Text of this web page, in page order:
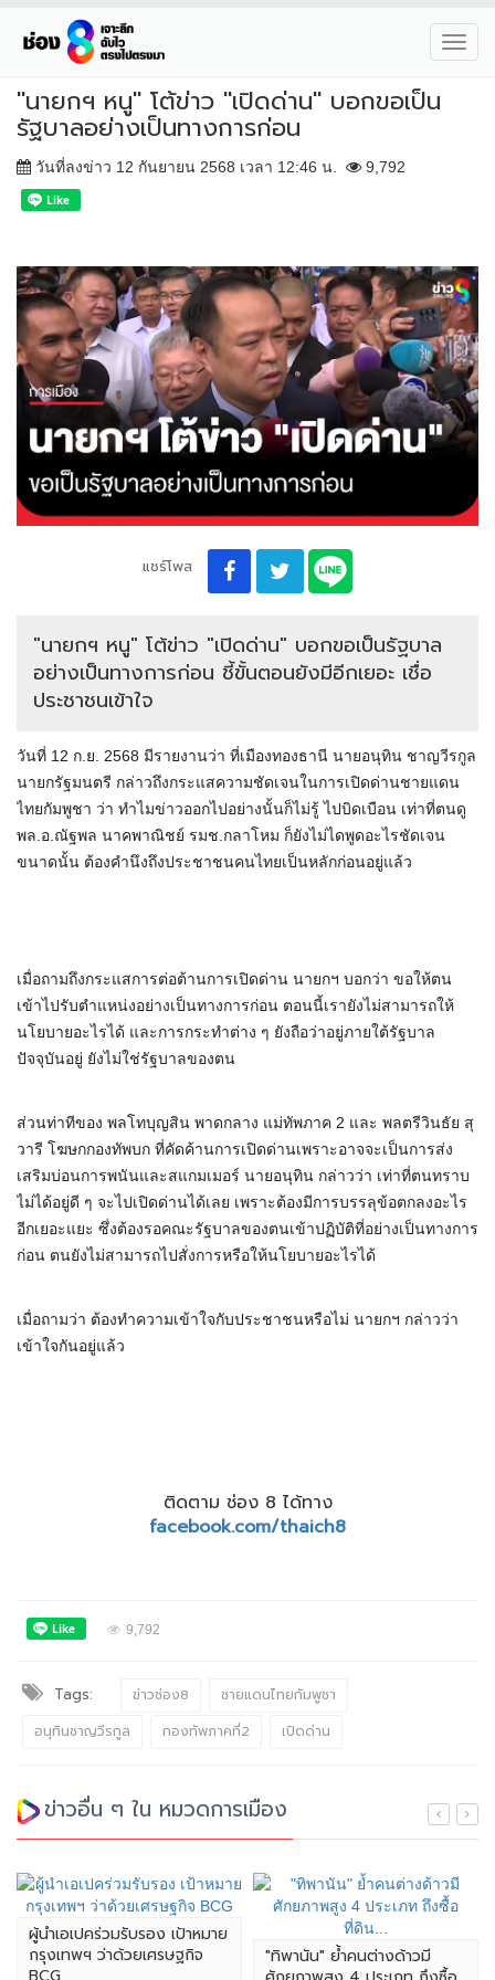
"นายกฯ หนู" โต้ข่าว "เปิดด่าน" บอกขอเป็น
รัฐบาลอย่างเป็นทางการก่อน
วันที่ลงข่าว 12 กันยายน 2568 เวลา 12:46 น. 9,792
แชร์โพส
"นายกฯ หนู" โต้ข่าว "เปิดด่าน" บอกขอเป็นรัฐบาล
อย่างเป็นทางการก่อน ชี้ขั้นตอนยังมีอีกเยอะ เชื่อ
ประชาชนเข้าใจ
วันที่ 12 ก.ย. 2568 มีรายงานว่า ที่เมืองทองธานี นายอนุทิน ชาญวีรกูล
นายกรัฐมนตรี กล่าวถึงกระแสความชัดเจนในการเปิดด่านชายแดน
ไทยกัมพูชา ว่า ทำไมข่าวออกไปอย่างนั้นก็ไม่รู้ ไปบิดเบือน เท่าที่ตนดู
พล.อ.ณัฐพล นาคพาณิชย์ รมช.กลาโหม ก็ยังไม่ไดพูดอะไรชัดเจน
ขนาดนั้น ต้องคำนึงถึงประชาชนคนไทยเป็นหลักก่อนอยู่แล้ว
เมื่อถามถึงกระแสการต่อต้านการเปิดด่าน นายกฯ บอกว่า ขอให้ตน
เข้าไปรับตำแหน่งอย่างเป็นทางการก่อน ตอนนี้เรายังไม่สามารถให้
นโยบายอะไรได้ และการกระทำต่าง ๆ ยังถือว่าอยู่ภายใต้รัฐบาล
ปัจจุบันอยู่ ยังไม่ใช่รัฐบาลของตน
ส่วนท่าทีของ พลโทบุญสิน พาดกลาง แม่ทัพภาค 2 และ พลตรีวินธัย สุ
วารี โฆษกกองทัพบก ที่คัดค้านการเปิดด่านเพราะอาจจะเป็นการส่ง
เสริมบ่อนการพนันและสแกมเมอร์ นายอนุทิน กล่าวว่า เท่าที่ตนทราบ
ไม่ได้อยู่ดี ๆ จะไปเปิดด่านได้เลย เพราะต้องมีการบรรลุข้อตกลงอะไร
อีกเยอะแยะ ซึ่งต้องรอคณะรัฐบาลของตนเข้าปฏิบัติที่อย่างเป็นทางการ
ก่อน ตนยังไม่สามารถไปสั่งการหรือให้นโยบายอะไรได้
เมื่อถามว่า ต้องทำความเข้าใจกับประชาชนหรือไม่ นายกฯ กล่าวว่า
เข้าใจกันอยู่แล้ว
ติดตาม ช่อง 8 ได้ทาง
facebook.com/thaich8
9,792
Tags: ข่าวช่อง8
ชายแดนไทยกัมพูชา
อนุทินชาญวีรกูล
กองทัพภาคที่2 เปิดด่าน
ข่าวอื่น ๆ ใน หมวดการเมือง
ผู้นำเอเปคร่วมรับรอง เป้าหมาย
กรุงเทพฯ ว่าด้วยเศรษฐกิจ
"ทิพานัน" ย้ำคนต่างด้าวมี